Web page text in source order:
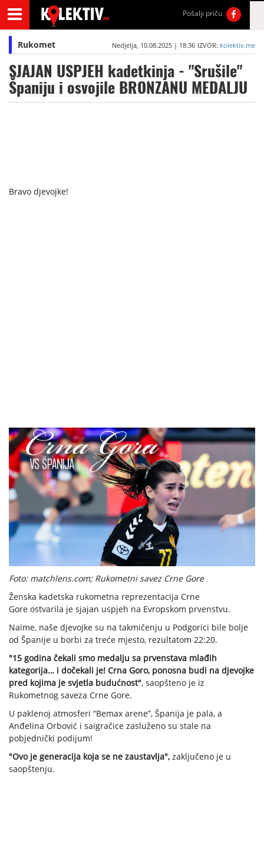
Pošalji priču
Rukomet Nedjelja, 10.08.2025 | 18:36 IZVOR: kolektiv.me
SJAJAN USPJEH kadetkinja - "Srušile"
Španiju i osvojile BRONZANU MEDALJU
Bravo djevojke!
Foto: matchlens.com; Rukometni savez Crne Gore
Ženska kadetska rukometna reprezentacija Crne
Gore ostvarila je sjajan uspjeh na Evropskom prvenstvu.
Naime, naše djevojke su na takmičenju u Podgorici bile bolje
od Španije u borbi za treće mjesto, rezultatom 22:20.
"15 godina čekali smo medalju sa prvenstava mlađih
kategorija… i dočekali je! Crna Goro, ponosna budi na djevojke
pred kojima je svjetla budućnost", saopšteno je iz
Rukometnog saveza Crne Gore.
U paklenoj atmosferi “Bemax arene”, Španija je pala, a
Anđelina Orbović i saigračice zasluženo su stale na
pobjednički podijum!
"Ovo je generacija koja se ne zaustavlja", zaključeno je u
saopštenju.